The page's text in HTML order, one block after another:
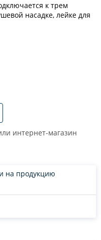
к трем
насадке, лейке для
интернет-магазин
на продукцию